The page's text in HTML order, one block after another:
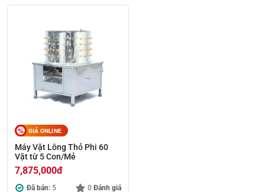
GIÁ ONLINE
Máy Vặt Lông Thỏ Phi 60
Vặt từ 5 Con/Mẻ
7,875,000đ
Đã bán: 5 0 Đánh giá